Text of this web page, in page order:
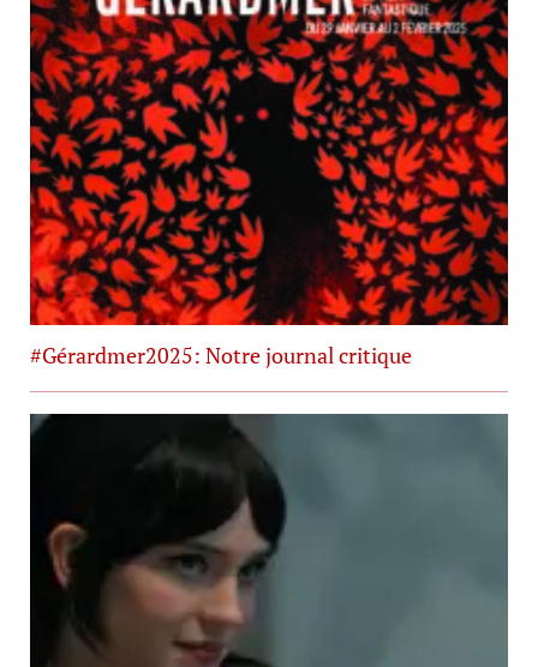
#Gérardmer2025: Notre journal critique